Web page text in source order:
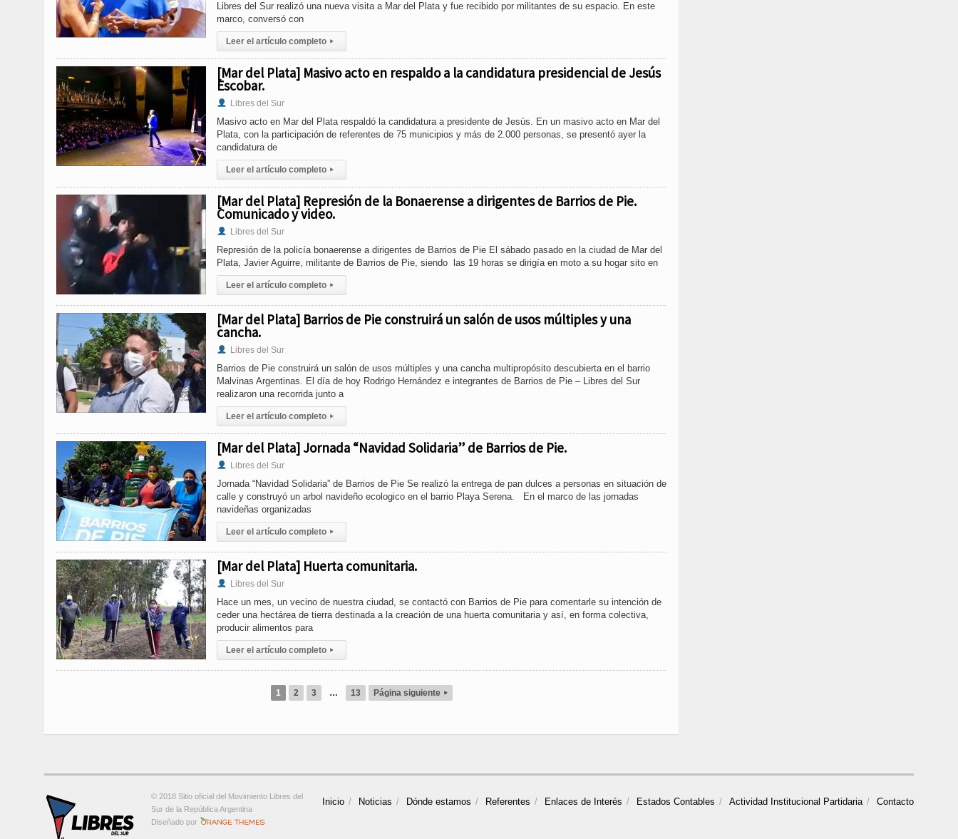
Libres del Sur realizó una nueva visita a Mar del Plata y fue recibido por militantes de su espacio. En este
marco, conversó con
Leer el artículo completo ▸
[Mar del Plata] Masivo acto en respaldo a la candidatura presidencial de Jesús
Escobar.
Libres del Sur
Masivo acto en Mar del Plata respaldó la candidatura a presidente de Jesús. En un masivo acto en Mar del
Plata, con la participación de referentes de 75 municipios y más de 2.000 personas, se presentó ayer la
candidatura de
Leer el artículo completo ▸
[Mar del Plata] Represión de la Bonaerense a dirigentes de Barrios de Pie.
Comunicado y video.
Libres del Sur
Represión de la policía bonaerense a dirigentes de Barrios de Pie El sábado pasado en la ciudad de Mar del
Plata, Javier Aguirre, militante de Barrios de Pie, siendo las 19 horas se dirigía en moto a su hogar sito en
Leer el artículo completo ▸
[Mar del Plata] Barrios de Pie construirá un salón de usos múltiples y una
cancha.
Libres del Sur
Barrios de Pie construirá un salón de usos múltiples y una cancha multipropósito descubierta en el barrio
Malvinas Argentinas. El día de hoy Rodrigo Hernández e integrantes de Barrios de Pie – Libres del Sur
realizaron una recorrida junto a
Leer el artículo completo ▸
[Mar del Plata] Jornada “Navidad Solidaria” de Barrios de Pie.
Libres del Sur
Jornada “Navidad Solidaria” de Barrios de Pie Se realizó la entrega de pan dulces a personas en situación de
calle y construyó un arbol navideño ecologico en el barrio Playa Serena. En el marco de las jornadas
navideñas organizadas
Leer el artículo completo ▸
[Mar del Plata] Huerta comunitaria.
Libres del Sur
Hace un mes, un vecino de nuestra ciudad, se contactó con Barrios de Pie para comentarle su intención de
ceder una hectárea de tierra destinada a la creación de una huerta comunitaria y así, en forma colectiva,
producir alimentos para
Leer el artículo completo ▸
1 2 3 … 13 Página siguiente ▸
Inicio Noticias Dónde estamos Referentes Enlaces de Interés Estados Contables Actividad Institucional Partidaria Contacto
© 2018 Sitio oficial del Movimiento Libres del
Sur de la República Argentina
Diseñado por
Orange-Themes.com